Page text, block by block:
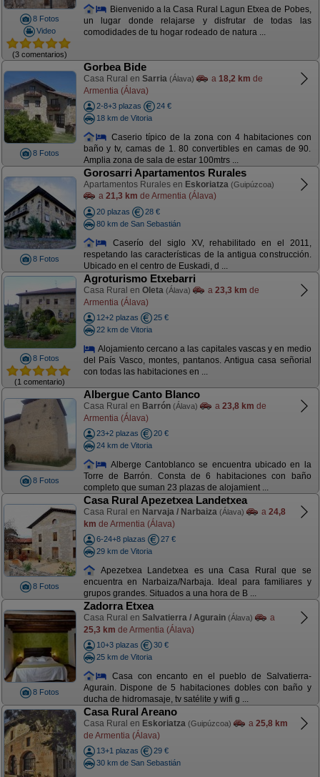
8 Fotos
Video
(3 comentarios)
Bienvenido a la Casa Rural Lagun Etxea de Pobes,
un lugar donde relajarse y disfrutar de todas las
comodidades de tu hogar rodeado de natura ...
8 Fotos
Gorbea Bide
Casa Rural en Sarria (Álava) a 18,2 km de
Armentia (Álava)
2-8+3 plazas
24 €
18 km de Vitoria
Caserio típico de la zona con 4 habitaciones con
baño y tv, camas de 1. 80 convertibles en camas de 90.
Amplia zona de sala de estar 100mtrs ...
8 Fotos
Gorosarri Apartamentos Rurales
Apartamentos Rurales en Eskoriatza (Guipúzcoa)
a 21,3 km de Armentia (Álava)
20 plazas
28 €
80 km de San Sebastián
Caserío del siglo XV, rehabilitado en el 2011,
respetando las características de la antigua construcción.
Ubicado en el centro de Euskadi, d ...
8 Fotos
(1 comentario)
Agroturismo Etxebarri
Casa Rural en Oleta (Álava) a 23,3 km de
Armentia (Álava)
12+2 plazas
25 €
22 km de Vitoria
Alojamiento cercano a las capitales vascas y en medio
del País Vasco, montes, pantanos. Antigua casa señorial
con todas las habitaciones en ...
8 Fotos
Albergue Canto Blanco
Casa Rural en Barrón (Álava) a 23,8 km de
Armentia (Álava)
23+2 plazas
20 €
24 km de Vitoria
Alberge Cantoblanco se encuentra ubicado en la
Torre de Barrón. Consta de 6 habitaciones con baño
completo que suman 23 plazas de alojamient ...
8 Fotos
Casa Rural Apezetxea Landetxea
Casa Rural en Narvaja / Narbaiza (Álava) a 24,8
km de Armentia (Álava)
6-24+8 plazas
27 €
29 km de Vitoria
Apezetxea Landetxea es una Casa Rural que se
encuentra en Narbaiza/Narbaja. Ideal para familiares y
grupos grandes. Situados a una hora de B ...
8 Fotos
Zadorra Etxea
Casa Rural en Salvatierra / Agurain (Álava)
a
25,3 km de Armentia (Álava)
10+3 plazas
30 €
25 km de Vitoria
Casa con encanto en el pueblo de Salvatierra-
Agurain. Dispone de 5 habitaciones dobles con baño y
ducha de hidromasaje, tv satélite y wifi g ...
Casa Rural Areano
Casa Rural en Eskoriatza (Guipúzcoa) a 25,8 km
de Armentia (Álava)
13+1 plazas
29 €
30 km de San Sebastián